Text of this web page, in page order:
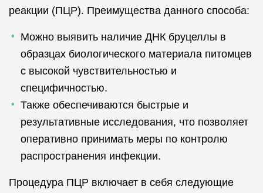
реакции (ПЦР). Преимущества данного способа:
Можно выявить наличие ДНК бруцеллы в
образцах биологического материала питомцев
с высокой чувствительностью и
специфичностью.
Также обеспечиваются быстрые и
результативные исследования, что позволяет
оперативно принимать меры по контролю
распространения инфекции.
Процедура ПЦР включает в себя следующие